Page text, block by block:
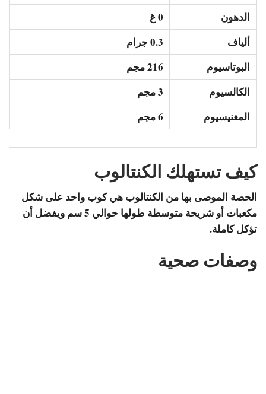
الدهون
0 غ
ألياف
0.3 جرام
البوتاسيوم
216 مجم
الكالسيوم
3 مجم
المغنيسيوم
6 مجم
كيف تستهلك الكنتالوب
الحصة الموصى بها من الكنتالوب هي كوب واحد على شكل
مكعبات أو شريحة متوسطة طولها حوالي 5 سم ويفضل أن
تؤكل كاملة.
وصفات صحية